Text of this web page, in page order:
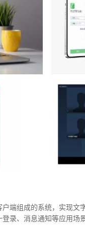
端组成的系统，实现
录、消息通知等应用